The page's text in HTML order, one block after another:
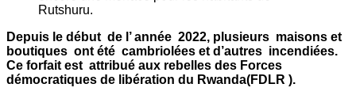
Depuis le début de l’ année 2022, plusieurs maisons et
boutiques ont été cambriolées et d’autres incendiées.
Ce forfait est attribué aux rebelles des Forces
démocratiques de libération du Rwanda(FDLR ).